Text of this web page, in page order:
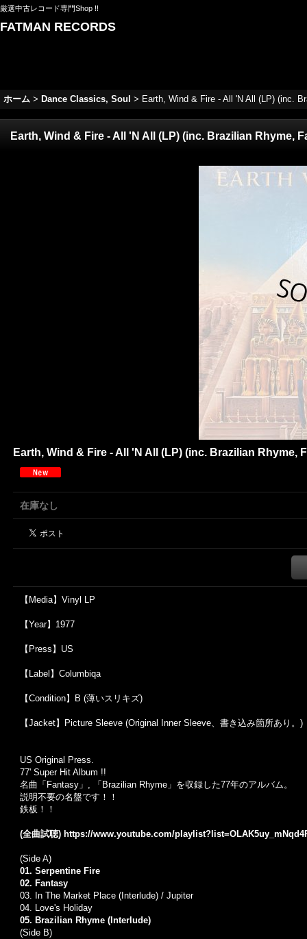
厳選中古レコード専門Shop !!
FATMAN RECORDS
ホーム > Dance Classics, Soul > Earth, Wind & Fire - All 'N All (LP) (inc.
Earth, Wind & Fire - All 'N All (LP) (inc. Brazilian Rhyme,
Earth, Wind & Fire - All 'N All (LP) (inc. Brazilian Rhyme,
在庫なし
【Media】Vinyl LP
【Year】1977
【Press】US
【Label】Columbiqa
【Condition】B (薄いスリキズ)
【Jacket】Picture Sleeve (Original Inner Sleeve、書き込み箇所あり。)
US Original Press.
77' Super Hit Album !!
名曲「Fantasy」, 「Brazilian Rhyme」を収録した77年のアルバム。
説明不要の名盤です！！
鉄板！！
(全曲試聴) https://www.youtube.com/
(Side A)
01. Serpentine Fire
02. Fantasy
03. In The Market Place (Interlude) / Jupiter
04. Love's Holiday
05. Brazilian Rhyme (Interlude)
(Side B)